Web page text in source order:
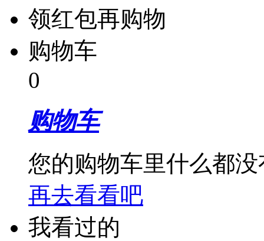
领红包再购物
购物车
0
购物车
您的购物车里什么都没
再去看看吧
我看过的